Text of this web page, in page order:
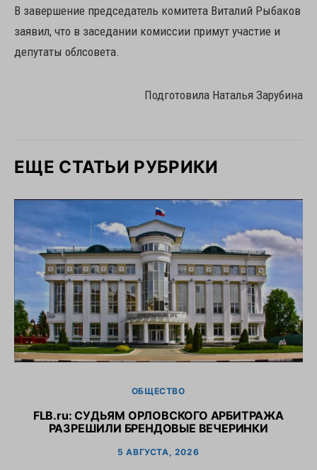
В завершение председатель комитета Виталий Рыбаков
заявил, что в заседании комиссии примут участие и
депутаты облсовета.
Подготовила Наталья Зарубина
ЕЩЕ СТАТЬИ РУБРИКИ
ОБЩЕСТВО
FLB.ru: CУДЬЯМ ОРЛОВСКОГО АРБИТРАЖА
РАЗРЕШИЛИ БРЕНДОВЫЕ ВЕЧЕРИНКИ
5 АВГУСТА, 2026